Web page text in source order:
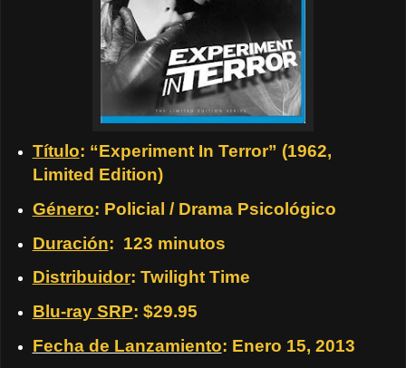
Título: “Experiment In Terror” (1962,
Limited Edition)
Género: Policial / Drama Psicológico
Duración: 123 minutos
Distribuidor: Twilight Time
Blu-ray SRP: $29.95
Fecha de Lanzamiento: Enero 15, 2013